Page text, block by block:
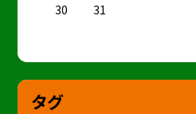
30
31
タグ